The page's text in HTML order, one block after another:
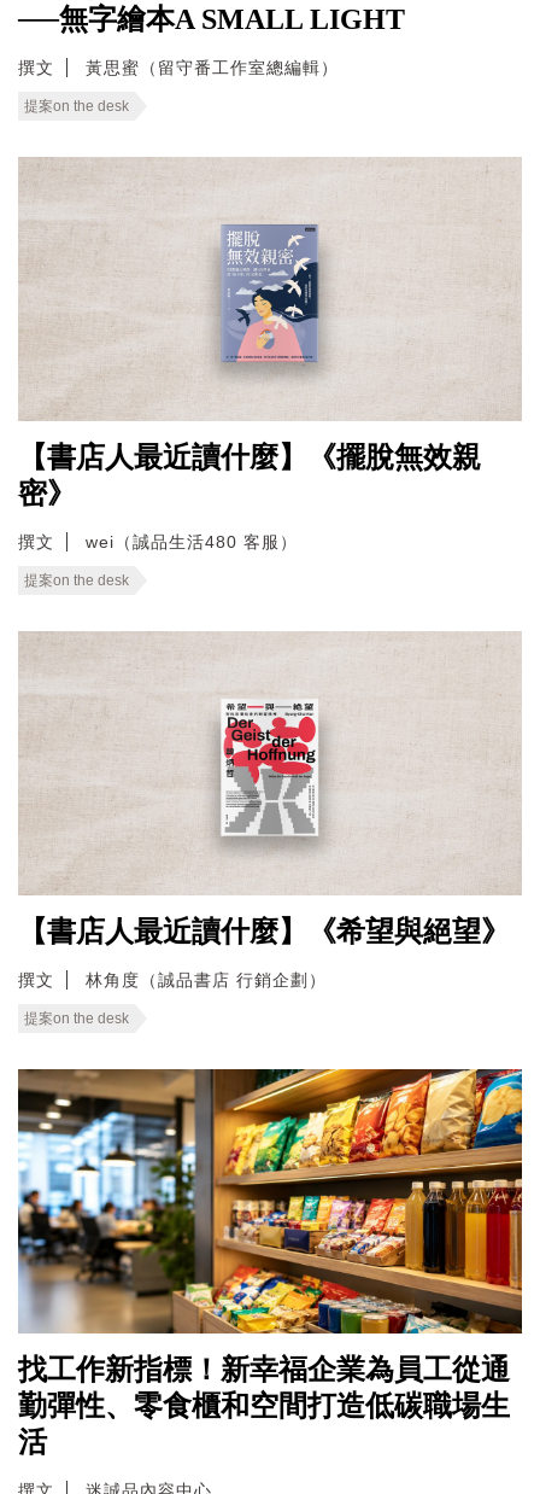
──無字繪本A SMALL LIGHT
撰文 黃思蜜（留守番工作室總編輯）
提案on the desk
【書店人最近讀什麼】《擺脫無效親
密》
撰文 wei（誠品生活480 客服）
提案on the desk
【書店人最近讀什麼】《希望與絕望》
撰文 林角度（誠品書店 行銷企劃）
提案on the desk
找工作新指標！新幸福企業為員工從通
勤彈性、零食櫃和空間打造低碳職場生
活
撰文 迷誠品內容中心